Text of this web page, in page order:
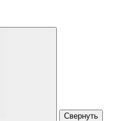
Свернуть